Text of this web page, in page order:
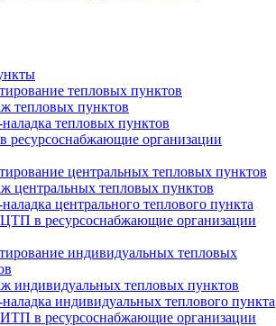
тепловых пунктов
тепловых пунктов
тепловых пунктов
ресурсоснабжающие организации
центральных тепловых пунктов
центральных тепловых пунктов
центрального теплового пункта
в ресурсоснабжающие организации
индивидуальных тепловых
индивидуальных тепловых пунктов
индивидуальных теплового пункта
в ресурсоснабжающие организации